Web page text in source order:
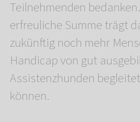
Teilnehmenden
erfreuliche Summe trägt
zukünftig noch mehr
Handicap von gut
Assistenzhunden
können.